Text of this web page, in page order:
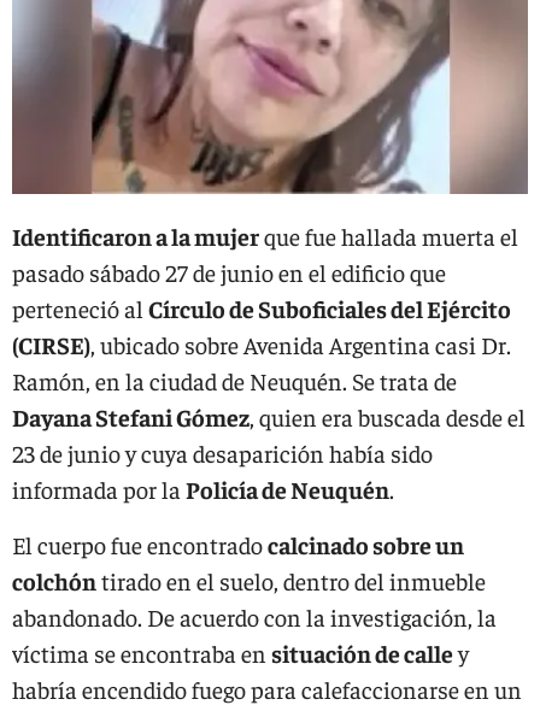
Identificaron a la mujerque fue hallada muerta el
pasado sábado 27 de junio en el edificio que
perteneció al Círculo de Suboficiales del Ejército
(CIRSE), ubicado sobre Avenida Argentina casi Dr.
Ramón, en la ciudad de Neuquén. Se trata de
Dayana Stefani Gómez, quien era buscada desde el
23 de junio y cuya desaparición había sido
informada por la Policía de Neuquén.
El cuerpo fue encontradocalcinado sobre un
colchóntirado en el suelo, dentro del inmueble
abandonado. De acuerdo con la investigación, la
víctima se encontraba en situación de calley
habría encendido fuego para calefaccionarse en un